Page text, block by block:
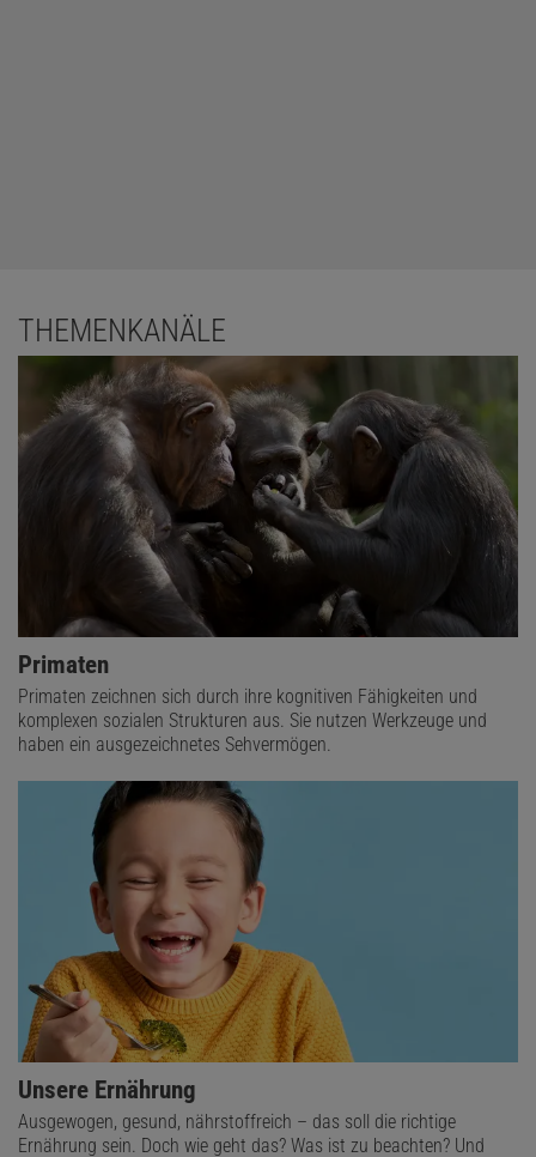
THEMENKANÄLE
Primaten
Primaten zeichnen sich durch ihre kognitiven Fähigkeiten und
komplexen sozialen Strukturen aus. Sie nutzen Werkzeuge und
haben ein ausgezeichnetes Sehvermögen.
Unsere Ernährung
Ausgewogen, gesund, nährstoffreich – das soll die richtige
Ernährung sein. Doch wie geht das? Was ist zu beachten? Und